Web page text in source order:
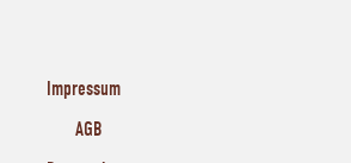
Impressum
AGB